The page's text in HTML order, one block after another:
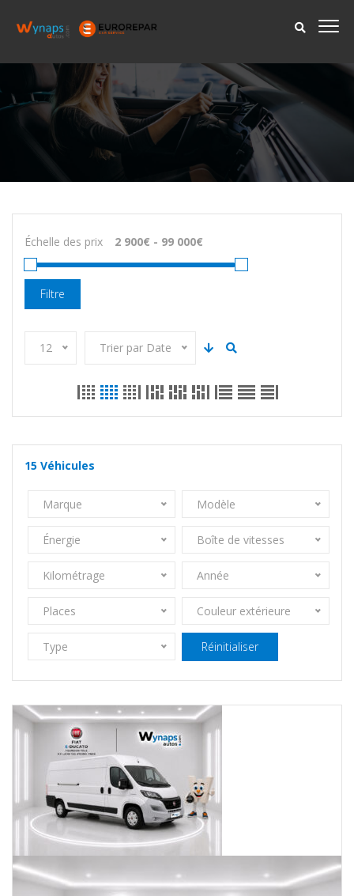
Échelle des prix
Filtre
12 Trier par Date
15 Véhicules
Marque Modèle
Énergie Boîte de vitesses
Kilométrage Année
Places Couleur extérieure
Type Réinitialiser